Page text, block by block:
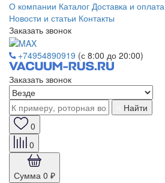
О компании Каталог Доставка и оплата
Новости и статьи Контакты
Заказать звонок
+74954890919 (с 8:00 до 20:00)
Заказать звонок
Найти
0
0
Сумма 0 ₽